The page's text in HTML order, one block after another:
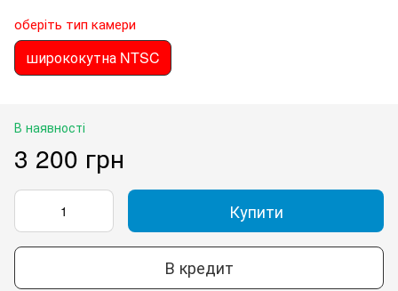
оберіть тип камери
ширококутна NTSC
В наявності
3 200 грн
Купити
В кредит